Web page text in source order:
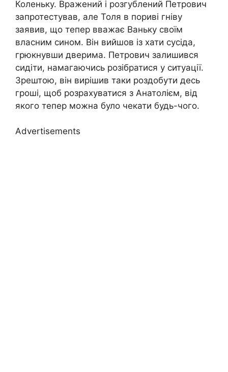
Коленьку. Вражений і розгублений Петрович
запротестував, але Толя в пориві гніву
заявив, що тепер вважає Ваньку своїм
власним сином. Він вийшов із хати сусіда,
грюкнувши дверима. Петрович залишився
сидіти, намагаючись розібратися у ситуації.
Зрештою, він вирішив таки роздобути десь
гроші, щоб розрахуватися з Анатолієм, від
якого тепер можна було чекати будь-чого.
Advertisements